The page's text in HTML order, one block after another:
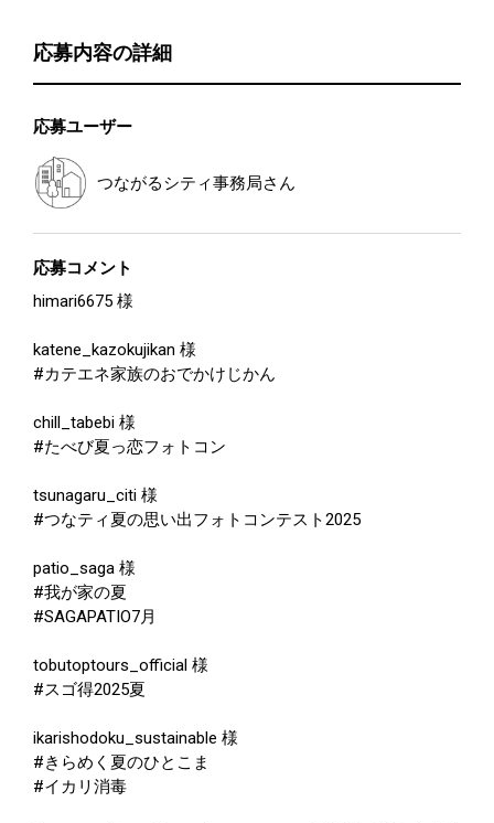
応募内容の詳細
応募ユーザー
つながるシティ事務局さん
応募コメント
himari6675 様
katene_kazokujikan 様
#カテエネ家族のおでかけじかん
chill_tabebi 様
#たべび夏っ恋フォトコン
tsunagaru_citi 様
#つなティ夏の思い出フォトコンテスト2025
patio_saga 様
#我が家の夏
#SAGAPATIO7月
tobutoptours_official 様
#スゴ得2025夏
ikarishodoku_sustainable 様
#きらめく夏のひとこま
#イカリ消毒